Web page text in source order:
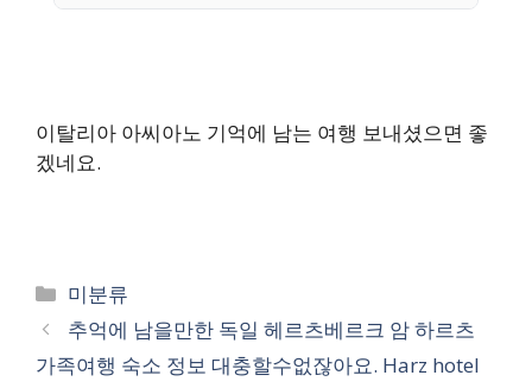
이탈리아 아씨아노 기억에 남는 여행 보내셨으면 좋
겠네요.
카
테
고
리
미분류
추억에 남을만한 독일 헤르츠베르크 암 하르츠
가족여행 숙소 정보 대충할수없잖아요. Harz hotel